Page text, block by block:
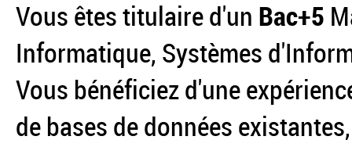
Vous êtes titulaire d'un Bac+5
Informatique, Systèmes
Vous bénéficiez d'une
de bases de données